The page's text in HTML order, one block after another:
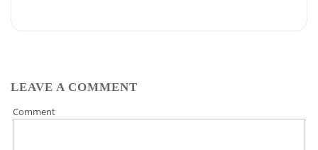
LEAVE A COMMENT
Comment